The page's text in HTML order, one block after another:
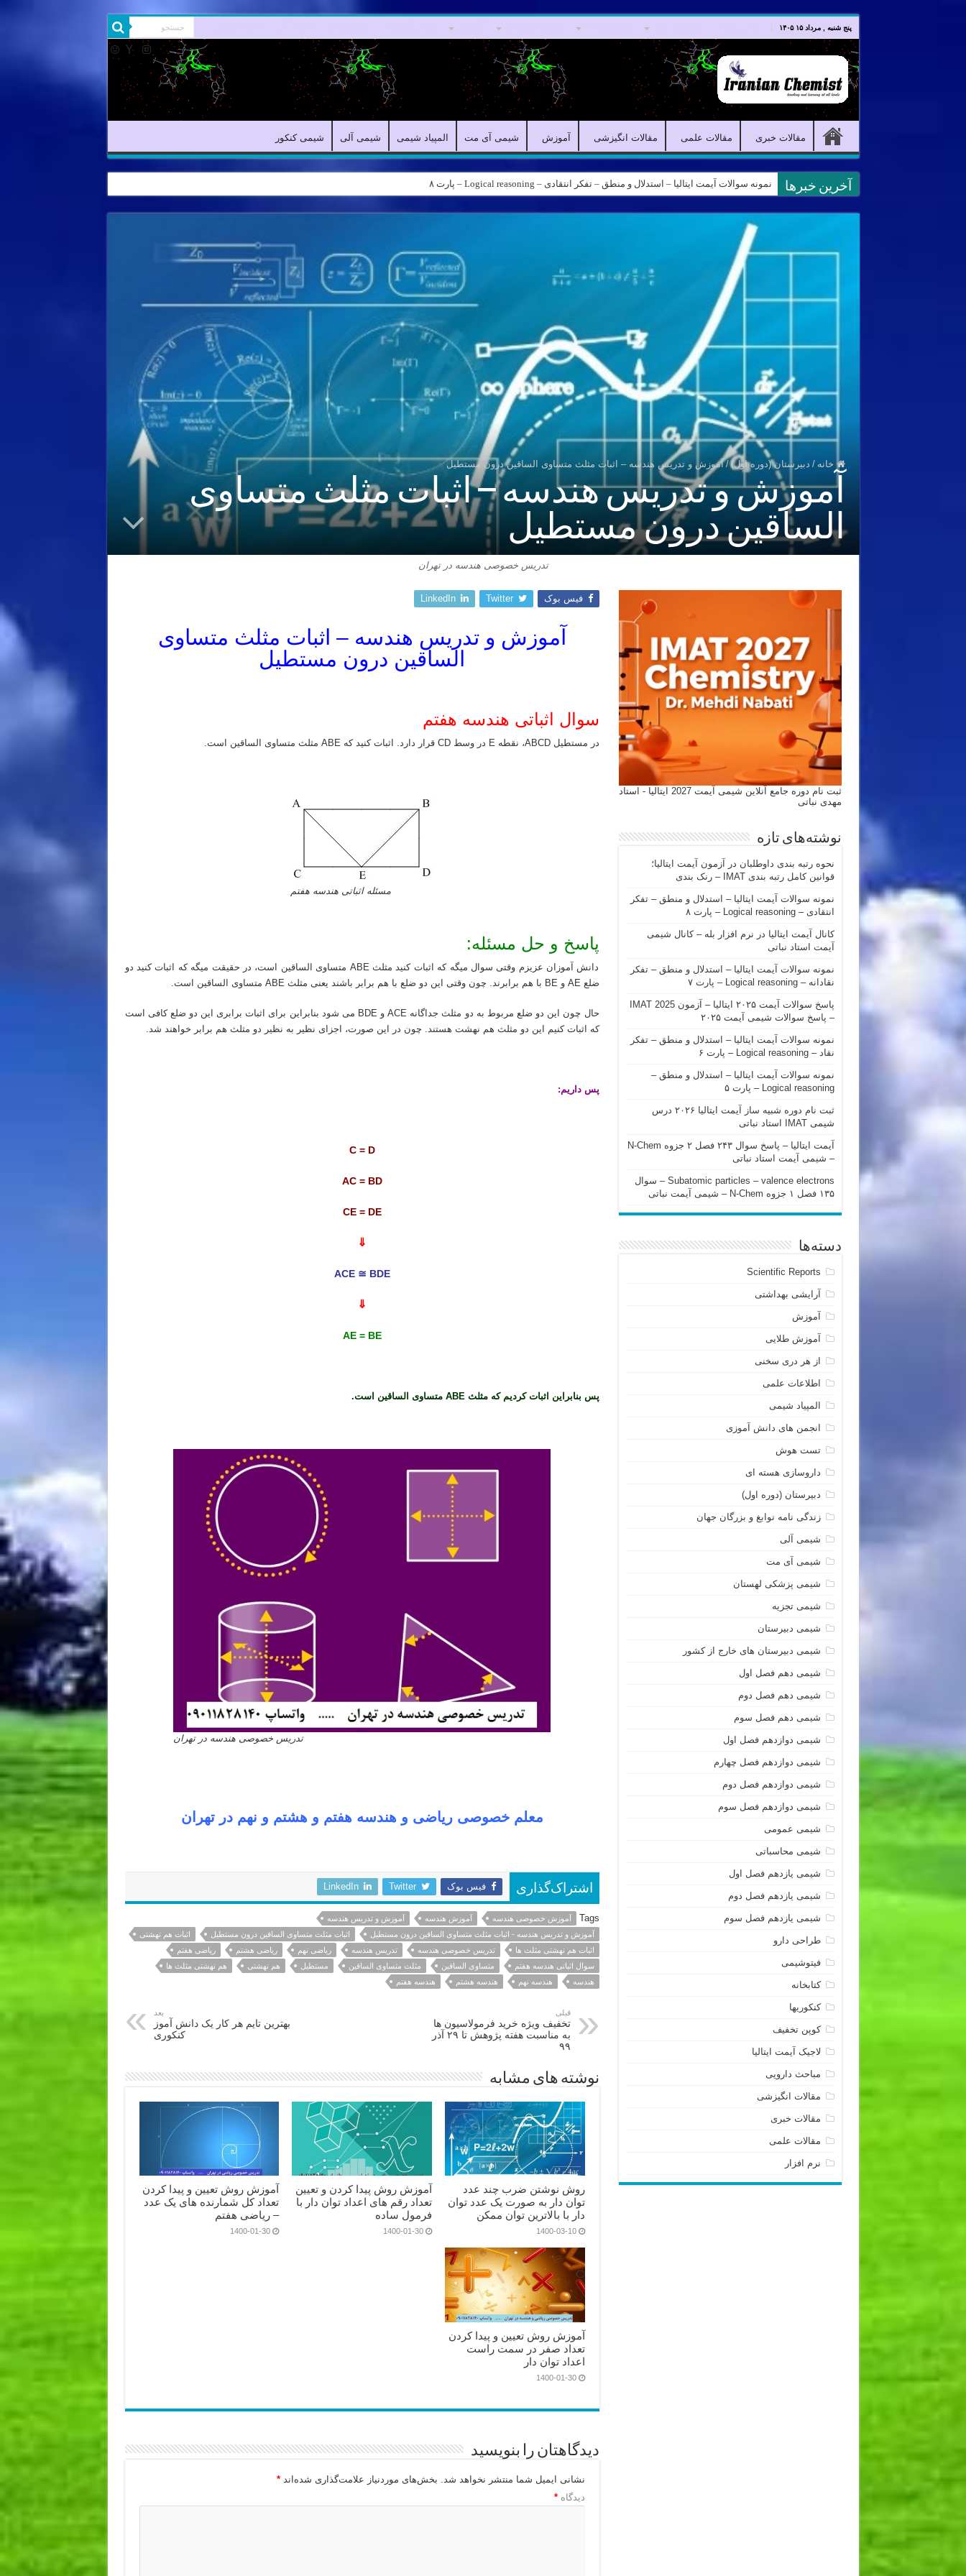
پنج شنبه , مرداد ۱۵ ۱۴۰۵
مقالات خبری مقالات علمی مقالات انگیزشی آموزش شیمی آی مت المپیاد شیمی شیمی آلی شیمی کنکور
آخرین خبرها نمونه سوالات آیمت ایتالیا – استدلال و منطق – تفکر انتقادی – Logical reasoning – پارت ۸
کانال آیمت ایتالیا در نرم افزار بله – کانال شیمی آیمت استاد نباتی
خانه / دبیرستان (دوره اول) / آموزش و تدریس هندسه – اثبات مثلث متساوی الساقین درون مستطیل
آموزش و تدریس هندسه – اثبات مثلث متساوی
الساقین درون مستطیل
تدریس خصوصی هندسه در تهران
فیس بوک Twitter
LinkedIn
آموزش و تدریس هندسه – اثبات مثلث متساوی
الساقین درون مستطیل
سوال اثباتی هندسه هفتم
در مستطیل ABCD، نقطه E در وسط CD قرار دارد. اثبات کنید که ABE مثلث متساوی الساقین است.
مسئله اثباتی هندسه هفتم
پاسخ و حل مسئله:
دانش آموزان عزیزم وقتی سوال میگه که اثبات کنید مثلث ABE متساوی الساقین است، در حقیقت میگه که اثبات کنید دو
ضلع AE و BE با هم برابرند. چون وقتی این دو ضلع با هم برابر باشند یعنی مثلث ABE متساوی الساقین است.
حال چون این دو ضلع مربوط به دو مثلث جداگانه ACE و BDE می شود بنابراین برای اثبات برابری این دو ضلع کافی است
که اثبات کنیم این دو مثلث هم نهشت هستند. چون در این صورت، اجزای نظیر به نظیر دو مثلث هم برابر خواهند شد.
پس داریم:
C = D
AC = BD
CE = DE
⇓
ACE ≅ BDE
⇓
AE = BE
پس بنابراین اثبات کردیم که مثلث ABE متساوی الساقین است.
تدریس خصوصی هندسه در تهران
معلم خصوصی ریاضی و هندسه هفتم و هشتم و نهم در تهران
اشتراک‌گذاری فیس بوک Twitter
LinkedIn
Tags آموزش خصوصی هندسه آموزش هندسه
آموزش و تدریس هندسه
آموزش و تدریس هندسه - اثبات مثلث متساوی الساقین درون مستطیل
اثبات مثلث متساوی الساقین درون مستطیل
اثبات هم نهشتی
اثبات هم نهشتی مثلث ها
تدریس خصوصی هندسه تدریس هندسه ریاضی نهم ریاضی هشتم
ریاضی هفتم
سوال اثباتی هندسه هفتم
متساوی الساقین مثلث متساوی الساقین مستطیل هم نهشتی
هم نهشتی مثلث ها
هندسه
هندسه نهم هندسه هشتم هندسه هفتم
قبلی
تخفیف ویژه خرید فرمولاسیون ها
به مناسبت هفته پژوهش تا ۲۹ آذر
۹۹
بعد
بهترین تایم هر کار یک دانش آموز
کنکوری
نوشته های مشابه
روش نوشتن ضرب چند عدد
توان دار به صورت یک عدد توان
دار با بالاترین توان ممکن
1400-03-10
آموزش روش پیدا کردن و تعیین
تعداد رقم های اعداد توان دار با
فرمول ساده
1400-01-30
آموزش روش تعیین و پیدا کردن
تعداد کل شمارنده های یک عدد
– ریاضی هفتم
1400-01-30
آموزش روش تعیین و پیدا کردن
تعداد صفر در سمت راست
اعداد توان دار
1400-01-30
دیدگاهتان را بنویسید
نشانی ایمیل شما منتشر نخواهد شد. بخش‌های موردنیاز علامت‌گذاری شده‌اند*
دیدگاه*
ثبت نام دوره جامع آنلاین شیمی آیمت 2027 ایتالیا - استاد
مهدی نباتی
نوشته‌های تازه
نحوه رتبه بندی داوطلبان در آزمون آیمت ایتالیا؛
قوانین کامل رتبه بندی IMAT – رنک بندی
نمونه سوالات آیمت ایتالیا – استدلال و منطق – تفکر
انتقادی – Logical reasoning – پارت ۸
کانال آیمت ایتالیا در نرم افزار بله – کانال شیمی
آیمت استاد نباتی
نمونه سوالات آیمت ایتالیا – استدلال و منطق – تفکر
نقادانه – Logical reasoning – پارت ۷
پاسخ سوالات آیمت ۲۰۲۵ ایتالیا – آزمون IMAT 2025
– پاسخ سوالات شیمی آیمت ۲۰۲۵
نمونه سوالات آیمت ایتالیا – استدلال و منطق – تفکر
نقاد – Logical reasoning – پارت ۶
نمونه سوالات آیمت ایتالیا – استدلال و منطق –
Logical reasoning – پارت ۵
ثبت نام دوره شبیه ساز آیمت ایتالیا ۲۰۲۶ درس
شیمی IMAT استاد نباتی
آیمت ایتالیا – پاسخ سوال ۲۴۳ فصل ۲ جزوه N-Chem
– شیمی آیمت استاد نباتی
Subatomic particles – valence electrons – سوال
۱۳۵ فصل ۱ جزوه N-Chem – شیمی آیمت نباتی
دسته‌ها
Scientific Reports
آرایشی بهداشتی
آموزش
آموزش طلایی
از هر دری سخنی
اطلاعات علمی
المپیاد شیمی
انجمن های دانش آموزی
تست هوش
داروسازی هسته ای
دبیرستان (دوره اول)
زندگی نامه نوابغ و بزرگان جهان
شیمی آلی
شیمی آی مت
شیمی پزشکی لهستان
شیمی تجزیه
شیمی دبیرستان
شیمی دبیرستان های خارج از کشور
شیمی دهم فصل اول
شیمی دهم فصل دوم
شیمی دهم فصل سوم
شیمی دوازدهم فصل اول
شیمی دوازدهم فصل چهارم
شیمی دوازدهم فصل دوم
شیمی دوازدهم فصل سوم
شیمی عمومی
شیمی محاسباتی
شیمی یازدهم فصل اول
شیمی یازدهم فصل دوم
شیمی یازدهم فصل سوم
طراحی دارو
فیتوشیمی
کتابخانه
کنکوریها
کوپن تخفیف
لاجیک آیمت ایتالیا
مباحث دارویی
مقالات انگیزشی
مقالات خبری
مقالات علمی
نرم افزار